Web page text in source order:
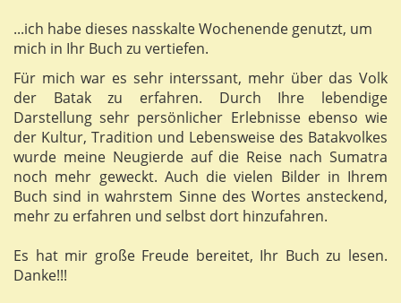
...ich habe dieses nasskalte Wochenende genutzt, um
mich in Ihr Buch zu vertiefen.
Für mich war es sehr interssant, mehr über das Volk
der Batak zu erfahren. Durch Ihre lebendige
Darstellung sehr persönlicher Erlebnisse ebenso wie
der Kultur, Tradition und Lebensweise des Batakvolkes
wurde meine Neugierde auf die Reise nach Sumatra
noch mehr geweckt. Auch die vielen Bilder in Ihrem
Buch sind in wahrstem Sinne des Wortes ansteckend,
mehr zu erfahren und selbst dort hinzufahren.
Es hat mir große Freude bereitet, Ihr Buch zu lesen.
Danke!!!